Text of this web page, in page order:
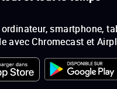
smartphone,
avec Chromecast et